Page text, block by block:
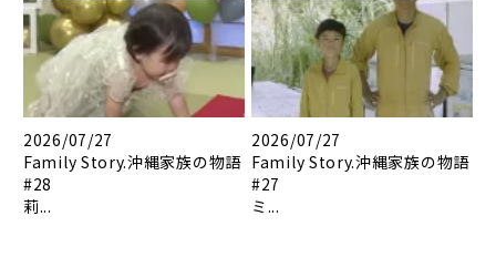
2026/07/27
Family Story.沖縄家族の物語
#28
莉...
2026/07/27
Family Story.沖縄家族の物語
#27
ミ...